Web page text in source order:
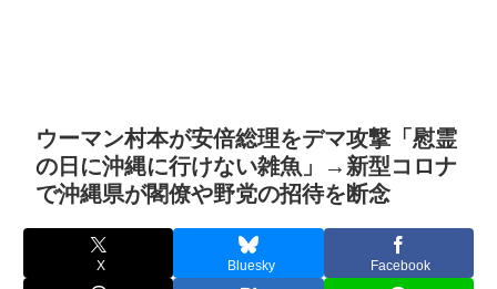
ウーマン村本が安倍総理をデマ攻撃「慰霊
の日に沖縄に行けない雑魚」→新型コロナ
で沖縄県が閣僚や野党の招待を断念
X Bluesky Facebook